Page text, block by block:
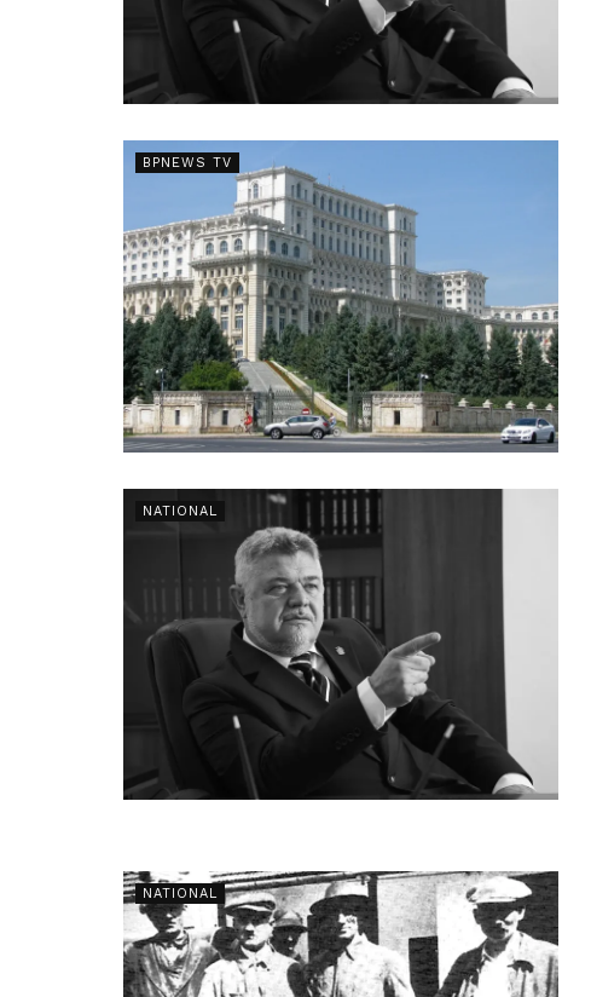
BPNEWS TV
NATIONAL
NATIONAL